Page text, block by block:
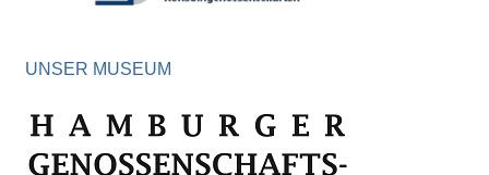
UNSER MUSEUM